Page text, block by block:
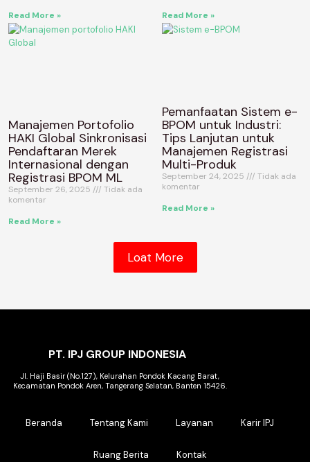
Read More »
Read More »
Manajemen Portofolio
HAKI Global Sinkronisasi
Pendaftaran Merek
Internasional dengan
Registrasi BPOM ML
September 26, 2025
Tidak ada
komentar
Read More »
Pemanfaatan Sistem e-
BPOM untuk Industri:
Tips Lanjutan untuk
Manajemen Registrasi
Multi-Produk
September 24, 2025
Tidak ada
komentar
Read More »
Loat More
PT. IPJ GROUP INDONESIA
Jl. Haji Basir (No.127), Kelurahan Pondok Kacang Barat,
Kecamatan Pondok Aren, Tangerang Selatan, Banten 15426.
Beranda Tentang Kami Layanan Karir IPJ
Ruang Berita Kontak